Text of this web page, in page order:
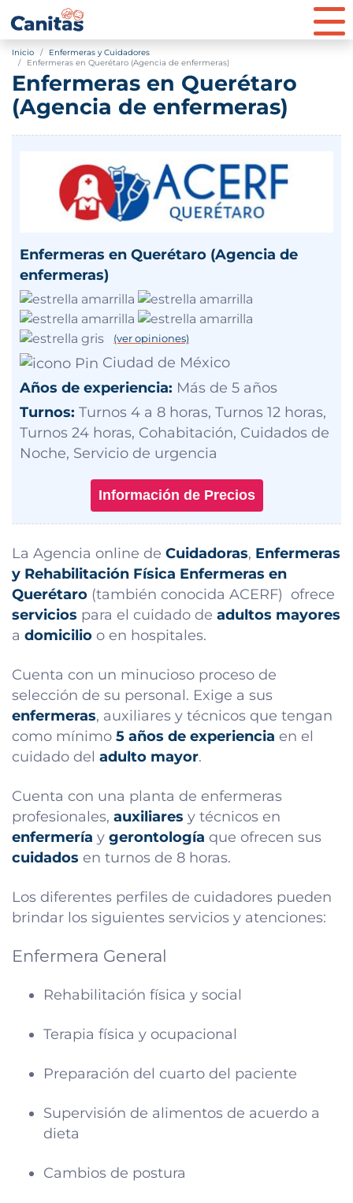
Inicio
Enfermeras y Cuidadores
Enfermeras en Querétaro (Agencia de enfermeras)
Enfermeras en Querétaro
(Agencia de enfermeras)
Enfermeras en Querétaro (Agencia de
enfermeras)
(ver opiniones)
Ciudad de México
Años de experiencia: Más de 5 años
Turnos: Turnos 4 a 8 horas, Turnos 12 horas,
Turnos 24 horas, Cohabitación, Cuidados de
Noche, Servicio de urgencia
Información de Precios
La Agencia online de Cuidadoras, Enfermeras
y Rehabilitación Física Enfermeras en
Querétaro (también conocida ACERF) ofrece
servicios para el cuidado de adultos mayores
a domicilio o en hospitales.
Cuenta con un minucioso proceso de
selección de su personal. Exige a sus
enfermeras, auxiliares y técnicos que tengan
como mínimo 5 años de experiencia en el
cuidado del adulto mayor.
Cuenta con una planta de enfermeras
profesionales, auxiliares y técnicos en
enfermería y gerontología que ofrecen sus
cuidados en turnos de 8 horas.
Los diferentes perfiles de cuidadores pueden
brindar los siguientes servicios y atenciones:
Enfermera General
Rehabilitación física y social
Terapia física y ocupacional
Preparación del cuarto del paciente
Supervisión de alimentos de acuerdo a
dieta
Cambios de postura